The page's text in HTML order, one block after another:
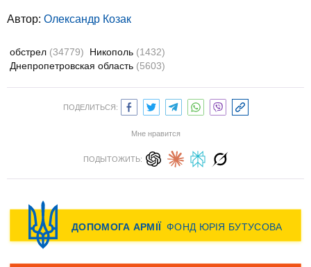
Автор: Олександр Козак
обстрел (34779) Никополь (1432)
Днепропетровская область (5603)
ПОДЕЛИТЬСЯ:
Мне нравится
ПОДЫТОЖИТЬ: